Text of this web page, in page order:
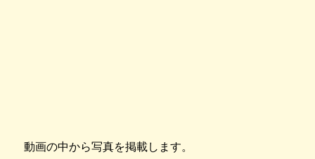
動画の中から写真を掲載します。